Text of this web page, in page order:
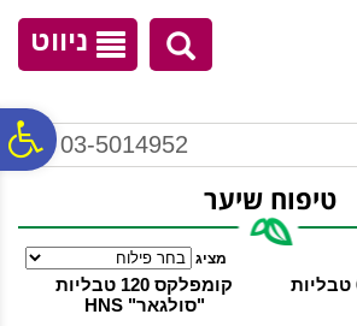
נגישות
ניווט
03-5014952
טיפוח שיער
מציג
HNS קומפלקס 60 טבליות
קומפלקס 120 טבליות
"סולגאר" HNS